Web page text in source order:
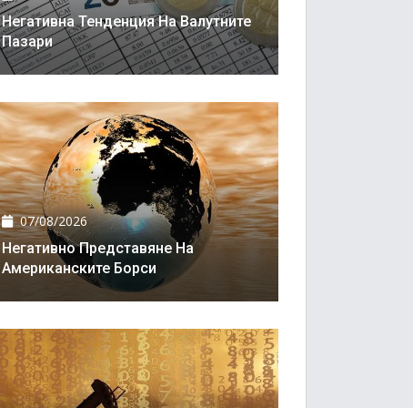
Негативна Тенденция На Валутните
Пазари
07/08/2026
Негативно Представяне На
Американските Борси